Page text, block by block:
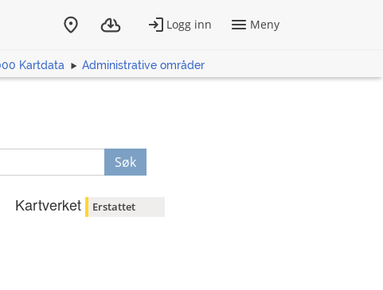
Kartdata Administrative områder
Søk
Kartverket Erstattet